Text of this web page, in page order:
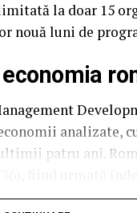
la doar 15
nouă luni de
analizate,
patru ani.